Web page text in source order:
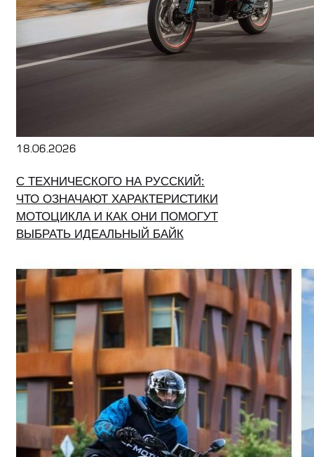
18.06.2026
С ТЕХНИЧЕСКОГО НА РУССКИЙ:
ЧТО ОЗНАЧАЮТ ХАРАКТЕРИСТИКИ
МОТОЦИКЛА И КАК ОНИ ПОМОГУТ
ВЫБРАТЬ ИДЕАЛЬНЫЙ БАЙК